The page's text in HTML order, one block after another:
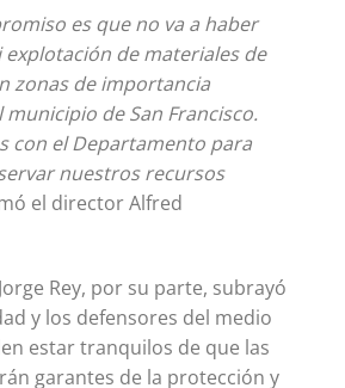
es que no va a haber
de materiales de
zonas de importancia
de San Francisco.
con el Departamento para
nuestros recursos
el director Alfred
Rey, por su parte, subrayó
y los defensores del medio
estar tranquilos de que las
garantes de la protección y